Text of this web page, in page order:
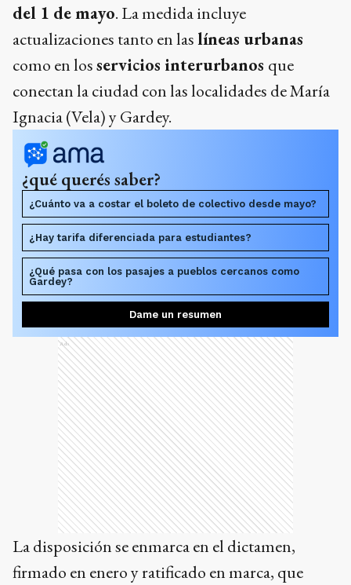
del 1 de mayo. La medida incluye
actualizaciones tanto en laslíneas urbanas
como en losservicios interurbanos que
conectan la ciudad con las localidades de María
Ignacia (Vela) y Gardey.
¿qué querés saber?
¿Cuánto va a costar el boleto de colectivo desde mayo?
¿Hay tarifa diferenciada para estudiantes?
¿Qué pasa con los pasajes a pueblos cercanos como
Gardey?
Dame un resumen
Ads
La disposición se enmarca en el dictamen,
firmado en enero y ratificado en marca, que